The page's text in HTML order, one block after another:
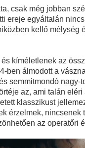
csak még jobban
ereje egyáltalán
kellő mélység
kíméletlenek az
ben álmodott a
semmitmondó
az, ami talán
klasszikust
érzelmek,
az operatőri